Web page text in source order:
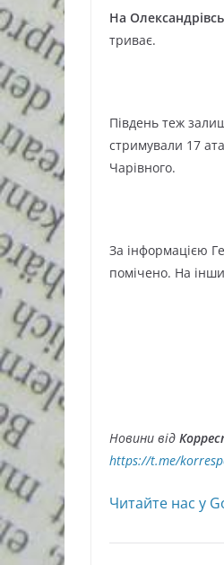
На
триває.
Південь теж
стримували 17
Чарівного.
За інформацією
помічено. На
Новини від
https://t.me/
Читайте нас у